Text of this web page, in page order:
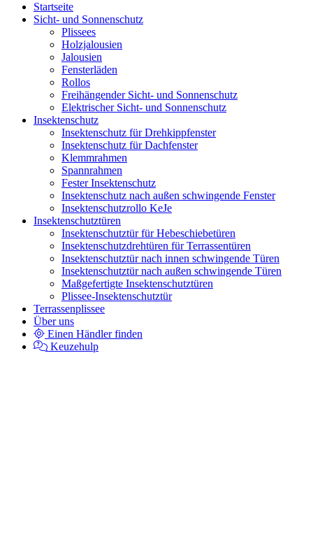
Startseite
Sicht- und Sonnenschutz
Plissees
Holzjalousien
Jalousien
Fensterläden
Rollos
Freihängender Sicht- und Sonnenschutz
Elektrischer Sicht- und Sonnenschutz
Insektenschutz
Insektenschutz für Drehkippfenster
Insektenschutz für Dachfenster
Klemmrahmen
Spannrahmen
Fester Insektenschutz
Insektenschutz nach außen schwingende Fenster
Insektenschutzrollo KeJe
Insektenschutztüren
Insektenschutztür für Hebeschiebetüren
Insektenschutzdrehtüren für Terrassentüren
Insektenschutztür nach innen schwingende Türen
Insektenschutztür nach außen schwingende Türen
Maßgefertigte Insektenschutztüren
Plissee-Insektenschutztür
Terrassenplissee
Über uns
Einen Händler finden
Keuzehulp